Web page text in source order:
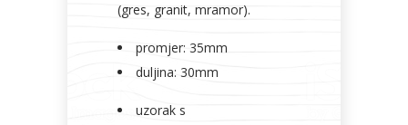
(gres, granit, mramor).
promjer: 35mm
duljina: 30mm
uzorak s